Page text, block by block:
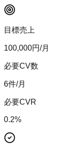
目標売上
100,000円/月
必要CV数
6件/月
必要CVR
0.2%